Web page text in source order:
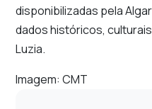
disponibilizadas pela
dados históricos,
Luzia.
Imagem: CMT